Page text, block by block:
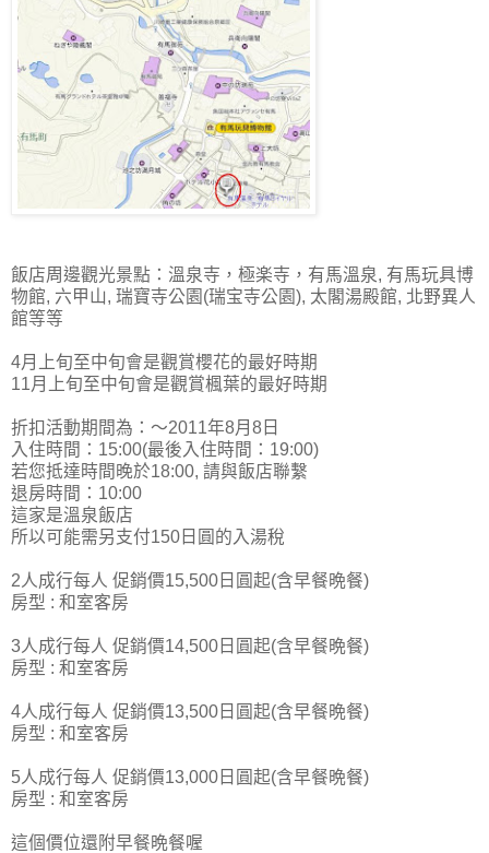
飯店周邊觀光景點：溫泉寺，極楽寺，有馬溫泉, 有馬玩具博
物館, 六甲山, 瑞寶寺公園(瑞宝寺公園), 太閣湯殿館, 北野異人
館等等
4月上旬至中旬會是觀賞櫻花的最好時期
11月上旬至中旬會是觀賞楓葉的最好時期
折扣活動期間為：～2011年8月8日
入住時間：15:00(最後入住時間：19:00)
若您抵達時間晚於18:00, 請與飯店聯繫
退房時間：10:00
這家是溫泉飯店
所以可能需另支付150日圓的入湯稅
2人成行每人 促銷價15,500日圓起(含早餐晩餐)
房型 : 和室客房
3人成行每人 促銷價14,500日圓起(含早餐晩餐)
房型 : 和室客房
4人成行每人 促銷價13,500日圓起(含早餐晩餐)
房型 : 和室客房
5人成行每人 促銷價13,000日圓起(含早餐晩餐)
房型 : 和室客房
這個價位還附早餐晩餐喔